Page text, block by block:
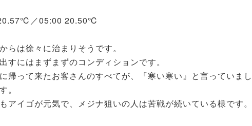
／05:00 20.50℃
らは徐々に治まりそうです。
すにはまずまずのコンディションです。
帰って来たお客さんのすべてが、『寒い寒い』と言っていまし
。
アイゴが元気で、メジナ狙いの人は苦戦が続いている様です。